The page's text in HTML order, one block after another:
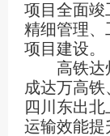
项目全面竣
精细管理、
项目建设。
高铁达
成达万高
四川东出
运输效能提